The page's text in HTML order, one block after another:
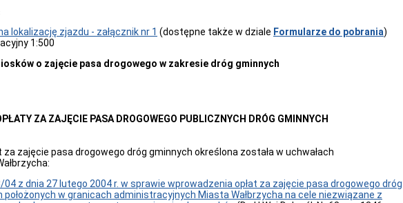
lokalizację zjazdu - załącznik nr 1 (dostępne także w dziale Formularze do pobrania)
sytuacyjny 1:500
o zajęcie pasa drogowego w zakresie dróg gminnych
ZA ZAJĘCIE PASA DROGOWEGO PUBLICZNYCH DRÓG GMINNYCH
za zajęcie pasa drogowego dróg gminnych określona została w uchwałach
04 z dnia 27 lutego 2004 r. w sprawie wprowadzenia opłat za zajęcie pasa drogowego dróg
położonych w granicach administracyjnych Miasta Wałbrzycha na cele niezwiązane z